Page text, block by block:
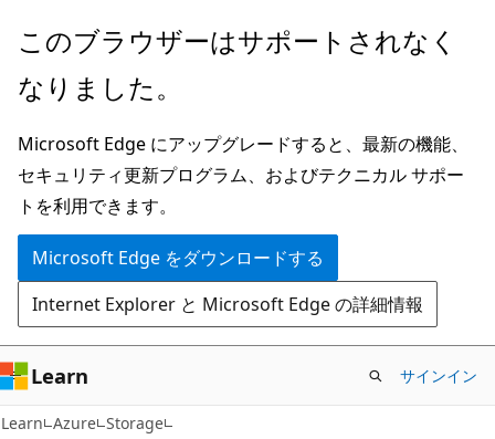
メ
ン
ン
テ
ン
ツ
に
ス
キ
ッ
プ
このブラウザーはサポートされなく
なりました。
Microsoft Edge にアップグレードすると、最新の機能、
セキュリティ更新プログラム、およびテクニカル サポー
トを利用できます。
Microsoft Edge をダウンロードする
Internet Explorer と Microsoft Edge の詳細情報
Learn サインイン
Learn Azure Storage